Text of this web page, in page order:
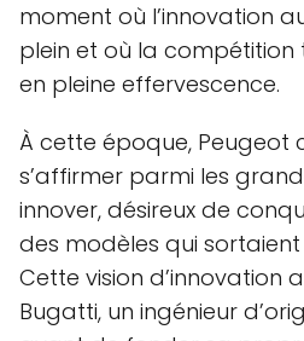
moment où l’innovation
plein et où la compétition
en pleine effervescence.
À cette époque, Peugeot
s’affirmer parmi les
innover, désireux de
des modèles qui
Cette vision d’innovation
Bugatti, un ingénieur